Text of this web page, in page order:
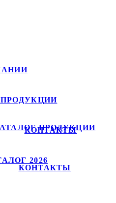
КОНТАКТЫ
2026
ПРОДУКЦИИ
КОНТАКТЫ